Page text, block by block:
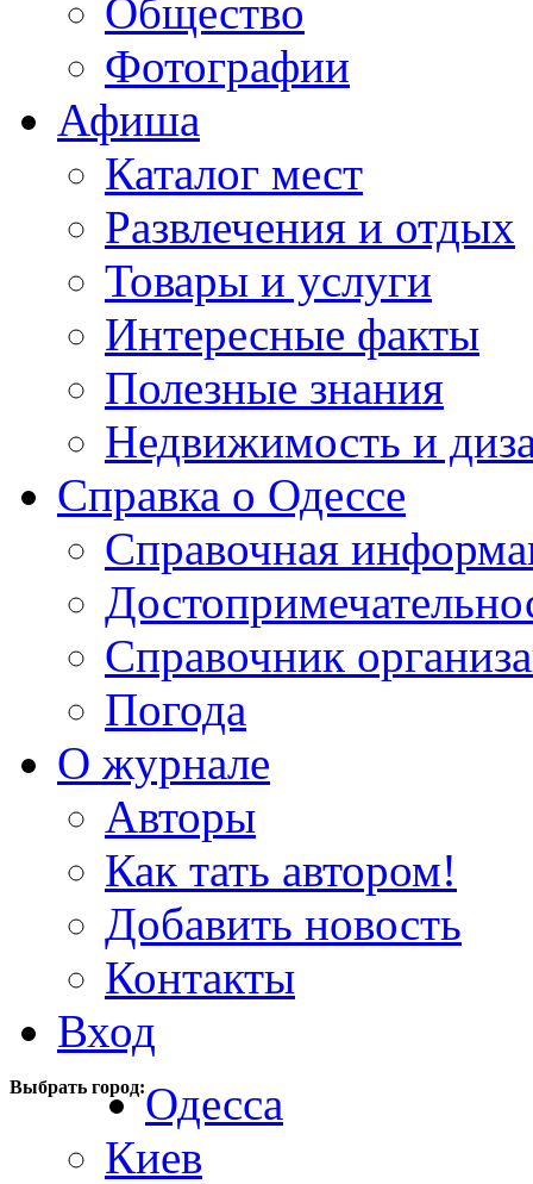
Общество
Фотографии
Афиша
Каталог мест
Развлечения и отдых
Товары и услуги
Интересные факты
Полезные знания
Недвижимость и
Справка о Одессе
Справочная
Справочник
Погода
О журнале
Авторы
Как тать автором!
Добавить новость
Контакты
Вход
Выбрать город:Одесса
Киев